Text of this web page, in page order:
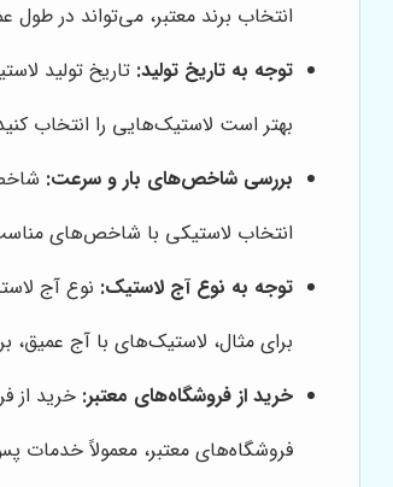
انتخاب برند معتبر، می‌تواند در طول
توجه به تاریخ تولید: تاریخ تولید
بهتر است لاستیک‌هایی را انتخاب
بررسی شاخص‌های بار و سرعت:
انتخاب لاستیکی با شاخص‌های
توجه به نوع آج لاستیک: نوع آج
برای مثال، لاستیک‌های با آج عمیق،
خرید از فروشگاه‌های معتبر: خرید از
فروشگاه‌های معتبر، معمولاً خدمات